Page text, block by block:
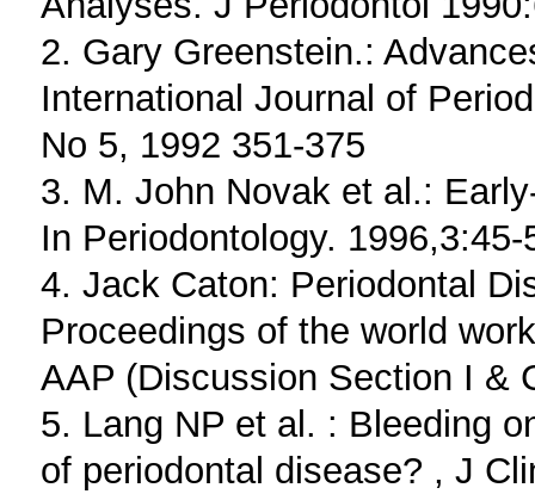
2. Gary Greenstein.:
International Journal of
No 5, 1992 351-375
3. M. John Novak et al.:
In Periodontology. 1996,3:45-
4. Jack Caton: Periodontal
Proceedings of the world
AAP (Discussion Section I &
5. Lang NP et al. : Bleeding
of periodontal disease? , J